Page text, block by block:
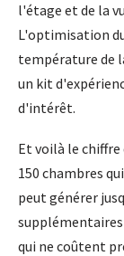
l'étage et de la
L'optimisation
température de
un kit
d'intérêt.
Et voilà le
150 chambres
peut générer
qui ne coûtent